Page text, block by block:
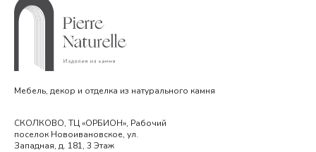
Мебель, декор и отделка из натурального камня
СКОЛКОВО, ТЦ «ОРБИОН», Рабочий
поселок Новоивановское, ул.
Западная, д. 181, 3 Этаж